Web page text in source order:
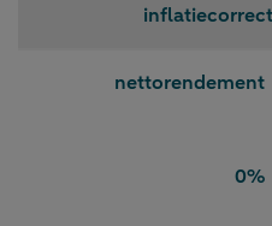
nettorendement
0%